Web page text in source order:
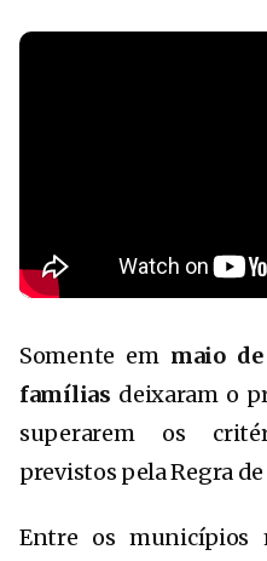
Somente em maio de
famílias deixaram o
superarem os
previstos pela Regra de
Entre os municípios